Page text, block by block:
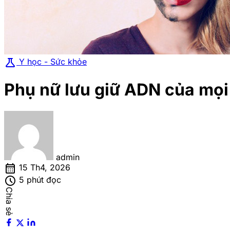
science Y học - Sức khỏe
Phụ nữ lưu giữ ADN của
admin
calendar_month 15 Th4, 2026
schedule 5 phút đọc
Chia sẻ